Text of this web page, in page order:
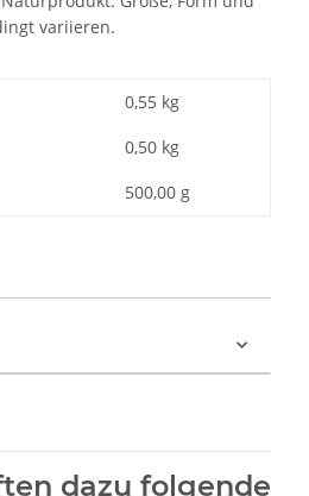
variieren.
0,55 kg
0,50 kg
500,00 g
dazu folgende